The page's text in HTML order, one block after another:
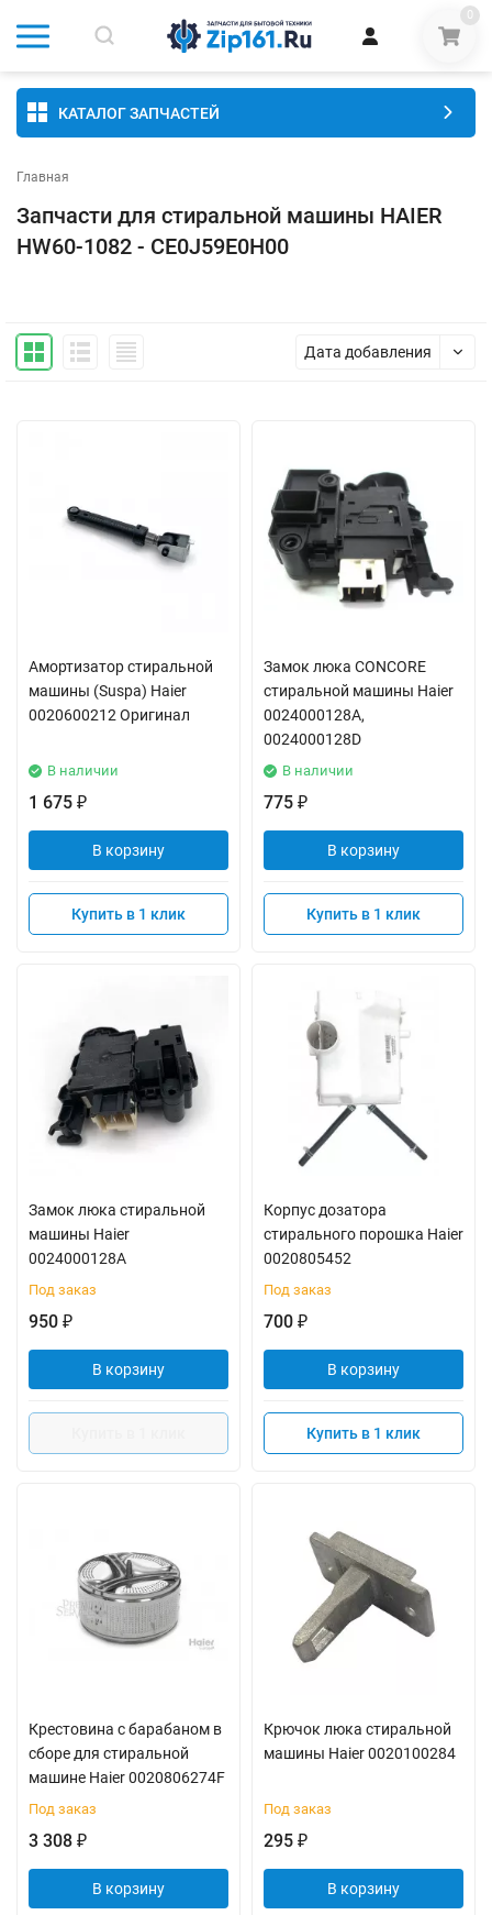
0
КАТАЛОГ ЗАПЧАСТЕЙ
Главная
Запчасти для стиральной машины HAIER
HW60-1082 - CE0J59E0H00
Дата добавления
Амортизатор стиральной
машины (Suspa) Haier
0020600212 Оригинал
В наличии
1 675 ₽
В корзину
Купить в 1 клик
Замок люка CONCORE
стиральной машины Haier
0024000128A,
0024000128D
В наличии
775 ₽
В корзину
Купить в 1 клик
Замок люка стиральной
машины Haier
0024000128A
Под заказ
950 ₽
В корзину
Корпус дозатора
стирального порошка Haier
0020805452
Под заказ
700 ₽
В корзину
Купить в 1 клик
Крестовина с барабаном в
сборе для стиральной
машине Haier 0020806274F
Под заказ
3 308 ₽
В корзину
Крючок люка стиральной
машины Haier 0020100284
Под заказ
295 ₽
В корзину